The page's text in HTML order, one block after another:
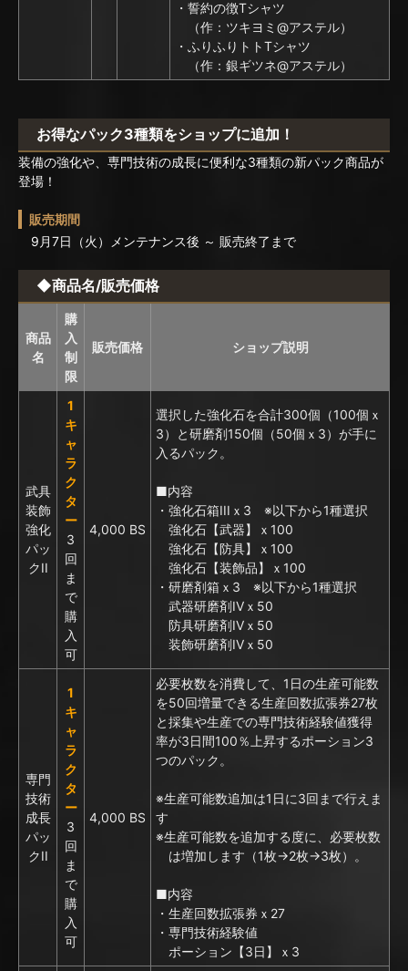
・誓約の徴Tシャツ
（作：ツキヨミ@アステル）
・ふりふりトトTシャツ
（作：銀ギツネ@アステル）
お得なパック3種類をショップに追加！
装備の強化や、専門技術の成長に便利な3種類の新パック商品が
登場！
販売期間
9月7日（火）メンテナンス後 ～ 販売終了まで
◆商品名/販売価格
商品
名
購
入
制
限
販売価格 ショップ説明
武具
装飾
強化
パッ
クII
1
キ
ャ
ラ
ク
タ
ー
3
回
ま
で
購
入
可
4,000 BS
選択した強化石を合計300個（100個ｘ
3）と研磨剤150個（50個ｘ3）が手に
入るパック。
■内容
・強化石箱IIIｘ3 ※以下から1種選択
強化石【武器】ｘ100
強化石【防具】ｘ100
強化石【装飾品】ｘ100
・研磨剤箱ｘ3 ※以下から1種選択
武器研磨剤IVｘ50
防具研磨剤IVｘ50
装飾研磨剤IVｘ50
専門
技術
成長
パッ
クII
1
キ
ャ
ラ
ク
タ
ー
3
回
ま
で
購
入
可
4,000 BS
必要枚数を消費して、1日の生産可能数
を50回増量できる生産回数拡張券27枚
と採集や生産での専門技術経験値獲得
率が3日間100％上昇するポーション3
つのパック。
※生産可能数追加は1日に3回まで行えま
す
※生産可能数を追加する度に、必要枚数
は増加します（1枚→2枚→3枚）。
■内容
・生産回数拡張券ｘ27
・専門技術経験値
ポーション【3日】ｘ3